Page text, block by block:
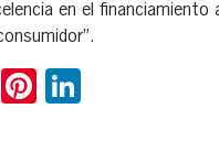
en el
EmailPinterest